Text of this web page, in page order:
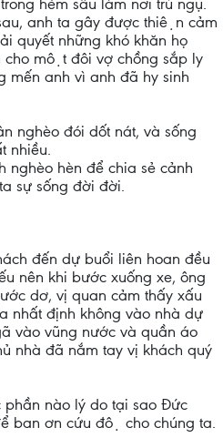
hẻm sâu làm nơi trú ngụ.
anh ta gây được thiện cảm
quyết những khó khăn họ
một đôi vợ chồng sắp ly
anh vì anh đã hy sinh
nghèo đói dốt nát, và sống
nhiều.
nghèo hèn để chia sẻ cảnh
sự sống đời đời.
đến dự buổi liên hoan đều
nên khi bước xuống xe, ông
dơ, vị quan cảm thấy xấu
nhất định không vào nhà dự
vào vũng nước và quần áo
nhà đã nắm tay vị khách quý
nào lý do tại sao Đức
ban ơn cứu độ cho chúng ta.